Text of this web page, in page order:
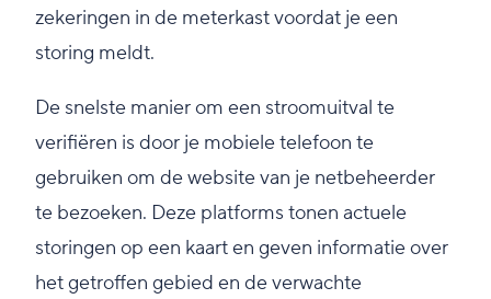
zekeringen in de meterkast voordat je een
storing meldt.
De snelste manier om een stroomuitval te
verifiëren is door je mobiele telefoon te
gebruiken om de website van je netbeheerder
te bezoeken. Deze platforms tonen actuele
storingen op een kaart en geven informatie over
het getroffen gebied en de verwachte